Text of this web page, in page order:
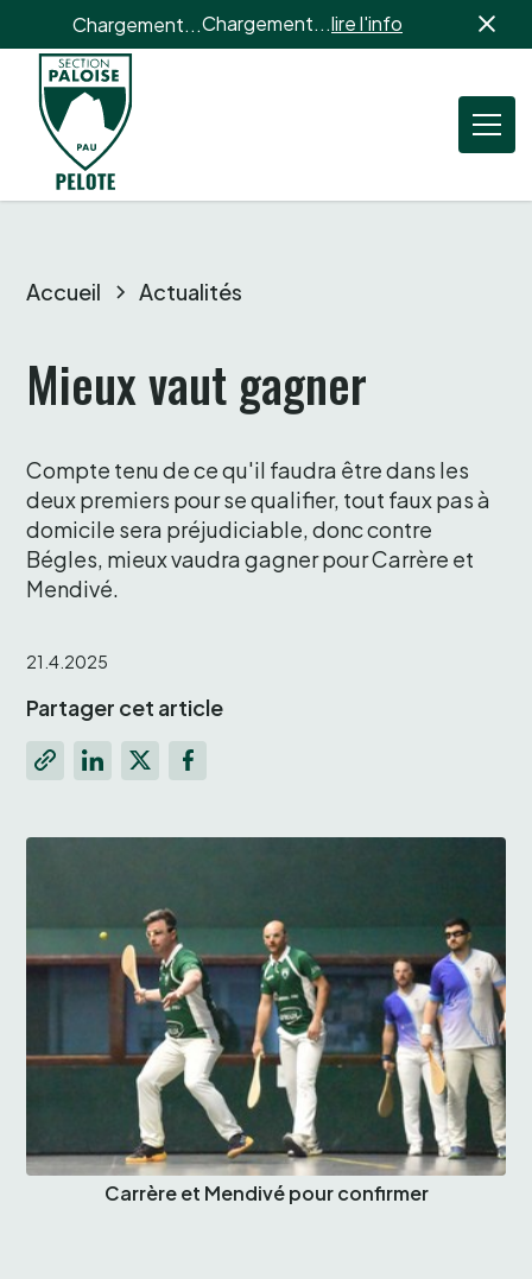
Chargement...Chargement...lire l'info
Accueil Actualités
Mieux vaut gagner
Compte tenu de ce qu'il faudra être dans les
deux premiers pour se qualifier, tout faux pas à
domicile sera préjudiciable, donc contre
Bégles, mieux vaudra gagner pour Carrère et
Mendivé.
21.4.2025
Partager cet article
Carrère et Mendivé pour confirmer